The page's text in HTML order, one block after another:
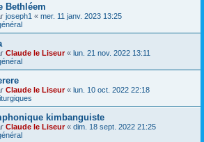
Bethléem
joseph1 « mer. 11 janv. 2023 13:25
Claude le Liseur« lun. 21 nov. 2022 13:11
Claude le Liseur« lun. 10 oct. 2022 22:18
kimbanguiste
Claude le Liseur« dim. 18 sept. 2022 21:25